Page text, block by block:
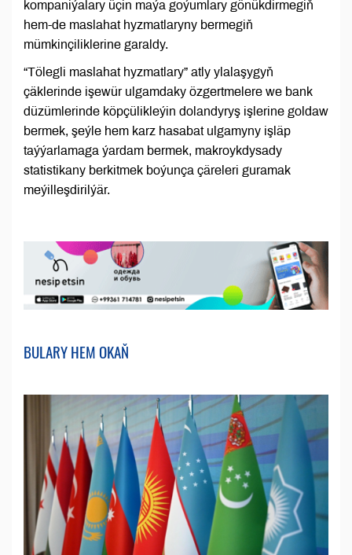
kompaniýalary üçin maýa goýumlary gönükdirmegiň
hem-de maslahat hyzmatlaryny bermegiň
mümkinçiliklerine garaldy.
“Tölegli maslahat hyzmatlary” atly ylalaşygyň
çäklerinde işewür ulgamdaky özgertmelere we bank
düzümlerinde köpçülikleýin dolandyryş işlerine goldaw
bermek, şeýle hem karz hasabat ulgamyny işläp
taýýarlamaga ýardam bermek, makroykdysady
statistikany berkitmek boýunça çäreleri guramak
meýilleşdirilýär.
BULARY HEM OKAŇ